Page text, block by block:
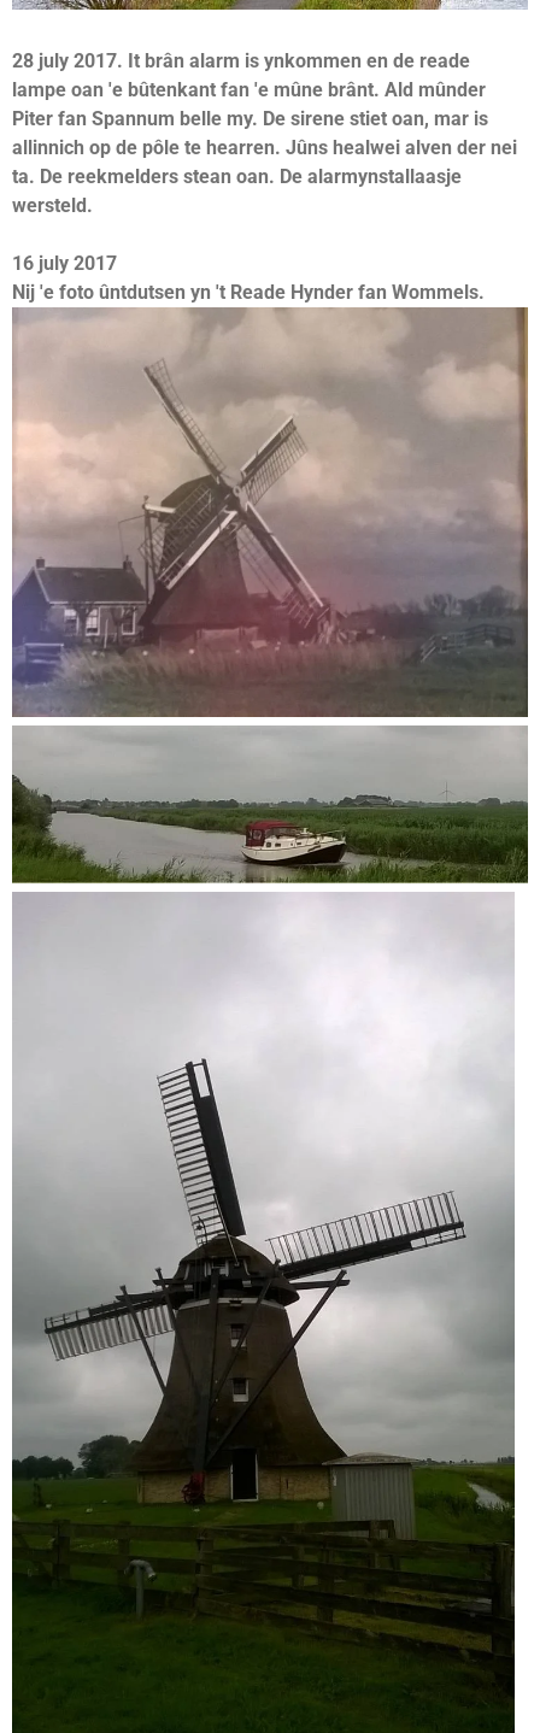
28 july 2017. It brân alarm is ynkommen en de reade
lampe oan 'e bûtenkant fan 'e mûne brânt. Ald mûnder
Piter fan Spannum belle my. De sirene stiet oan, mar is
allinnich op de pôle te hearren. Jûns healwei alven der nei
ta. De reekmelders stean oan. De alarmynstallaasje
wersteld.
16 july 2017
Nij 'e foto ûntdutsen yn 't Reade Hynder fan Wommels.